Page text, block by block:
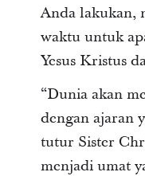
Anda lakukan,
waktu untuk
Yesus Kristus
“Dunia akan
dengan ajaran
tutur Sister
menjadi umat